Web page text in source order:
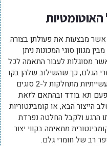
אשר מבצעות את פעולתן בצורה
מגוון סוגי המכונות ניתן
מסוגלות לעבור התאמה לכל
הגלם, כך שהשילוב שלהן בקו
הייצור יהיה מיטבי. מכונות השקילה התעשייתיות מתחלקות ל-2 סוגים
פעם תא בודד ובהתאם לזאת
הבא, או קומבינטוריות
הרגע ולקבל החלטה נפרדת
מתאימה בקווי יצור
רב של חומרי גלם.